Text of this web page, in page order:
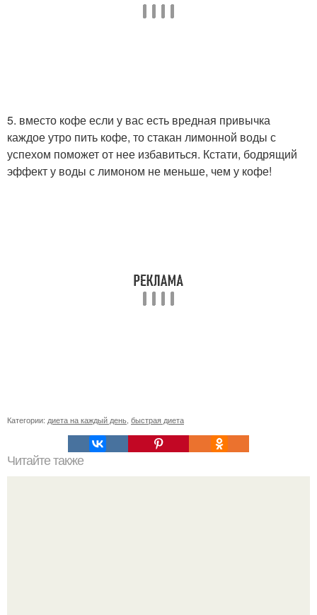
5. вместо кофе если у вас есть вредная привычка
каждое утро пить кофе, то стакан лимонной воды с
успехом поможет от нее избавиться. Кстати, бодрящий
эффект у воды с лимоном не меньше, чем у кофе!
Категории: диета на каждый день, быстрая диета
Читайте также